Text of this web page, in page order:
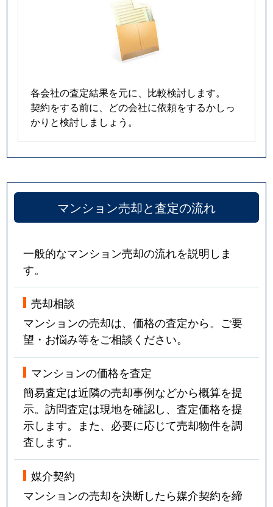
各会社の査定結果を元に、比較検討します。
契約をする前に、どの会社に依頼をするかしっ
かりと検討しましょう。
マンション売却と査定の流れ
一般的なマンション売却の流れを説明しま
す。
売却相談
マンションの売却は、価格の査定から。ご要
望・お悩み等をご相談ください。
マンションの価格を査定
簡易査定は近隣の売却事例などから概算を提
示。訪問査定は現地を確認し、査定価格を提
示します。また、必要に応じて売却物件を調
査します。
媒介契約
マンションの売却を決断したら媒介契約を締